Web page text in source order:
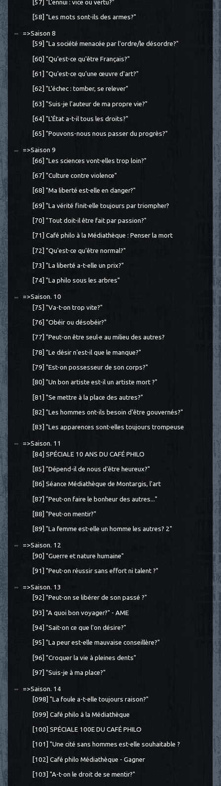
[57] "L'ennui : vice ou vertu?"
[58] "Les mots sont-ils des armes?"
=>Saison 8
[59] "La société menacée par l'ordre/le désordre?"
[60] "Qu'est-ce qu'être Français?"
[61] "Qu'est-ce qu'une œuvre d'art?"
[62] "L'échec : tomber, se relever"
[63] "Suis-je l'auteur de ma propre vie?"
[64] "L'État a-t-il tous les droits?"
[65] "Pouvons-nous nous passer du progrès?"
=>Saison 9
[66] "Les sciences vont-elles trop loin?"
[67] "Culture contre violence"
[68] "Ma liberté est-elle en danger?"
[69] "La vérité finit-elle toujours par triompher?
[70] "Tout doit-il être fait par passion?"
[71] Café philo à la Médiathèque : Penser la mort
[72] "Qu'est-ce qu'être normal?"
[73] "La liberté a-t-elle un prix?"
[74] "La philo sous les arbres"
=>Saison. 10
[75] "Va-t-on trop vite?"
[76] "Obéir ou désobéir?"
[77] "Peut-on être seul·e au milieu des autres?
[78] "Le désir n'est-il que le manque?"
[79] "Est-on possesseur de son corps?"
[80] "Un bon artiste est-il un artiste mort ?"
[81] "Se mettre à la place des autres?"
[82] "Les hommes ont-ils besoin d'être gouvernés?"
[83] "Les apparences sont-elles toujours trompeuse
=>Saison. 11
[84] SPÉCIALE 10 ANS DU CAFÉ PHILO
[85] "Dépend-il de nous d'être heureux?"
[86] Séance Médiathèque de Montargis, l'art
[87] "Peut-on faire le bonheur des autres..."
[88] "Peut-on mentir?"
[89] "La femme est-elle un homme les autres? 2"
=>Saison. 12
[90] "Guerre et nature humaine"
[91] "Peut-on réussir sans effort ni talent ?"
=>Saison. 13
[92] "Peut-on se libérer de son passé ?"
[93] "A quoi bon voyager?" - AME
[94] "Sait-on ce que l'on désire?"
[95] "La peur est-elle mauvaise conseillère?"
[96] "Croquer la vie à pleines dents"
[97] "Suis-je à ma place?"
=>Saison. 14
[098] "La foule a-t-elle toujours raison?"
[099] Café philo à la Médiathèque
[100] SPÉCIALE 100E DU CAFÉ PHILO
[101] "Une cité sans hommes est-elle souhaitable ?
[102] Café philo Médiathèque - Gagner
[103] "A-t-on le droit de se mentir?"